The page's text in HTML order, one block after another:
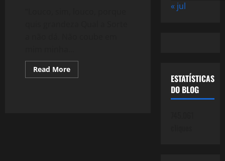
Read MoreRead
more
« jul
ESTATÍSTICAS
DO BLOG